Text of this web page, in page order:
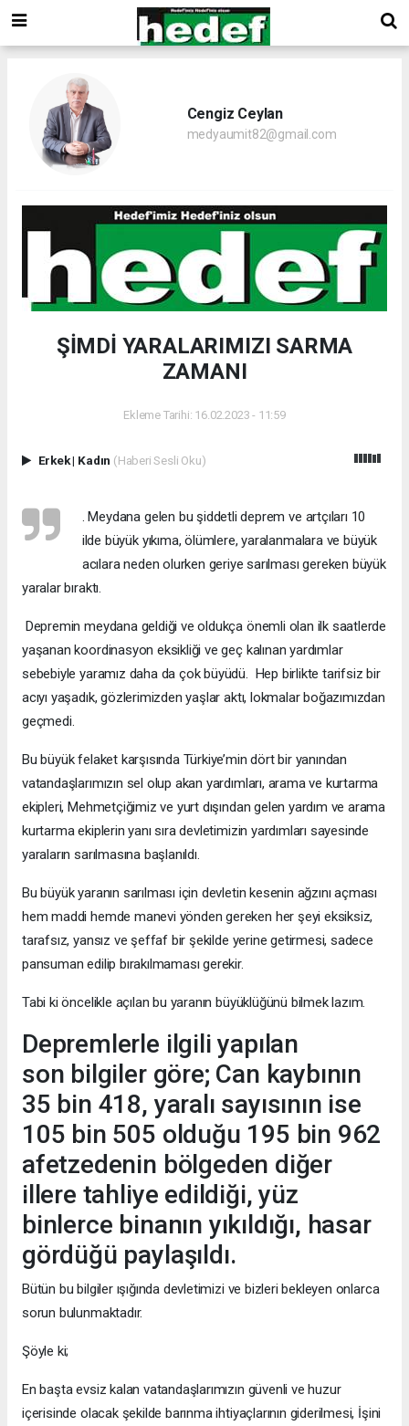
Cengiz Ceylan
medyaumit82@gmail.com
ŞİMDİ YARALARIMIZI SARMA
ZAMANI
Ekleme Tarihi: 16.02.2023 - 11:59
Erkek| Kadın (Haberi Sesli Oku)
. Meydana gelen bu şiddetli deprem ve artçıları 10
ilde büyük yıkıma, ölümlere, yaralanmalara ve büyük
acılara neden olurken geriye sarılması gereken büyük
yaralar bıraktı.
Depremin meydana geldiği ve oldukça önemli olan ilk saatlerde
yaşanan koordinasyon eksikliği ve geç kalınan yardımlar
sebebiyle yaramız daha da çok büyüdü. Hep birlikte tarifsiz bir
acıyı yaşadık, gözlerimizden yaşlar aktı, lokmalar boğazımızdan
geçmedi.
Bu büyük felaket karşısında Türkiye’min dört bir yanından
vatandaşlarımızın sel olup akan yardımları, arama ve kurtarma
ekipleri, Mehmetçiğimiz ve yurt dışından gelen yardım ve arama
kurtarma ekiplerin yanı sıra devletimizin yardımları sayesinde
yaraların sarılmasına başlanıldı.
Bu büyük yaranın sarılması için devletin kesenin ağzını açması
hem maddi hemde manevi yönden gereken her şeyi eksiksiz,
tarafsız, yansız ve şeffaf bir şekilde yerine getirmesi, sadece
pansuman edilip bırakılmaması gerekir.
Tabi ki öncelikle açılan bu yaranın büyüklüğünü bilmek lazım.
Depremlerle ilgili yapılan
son bilgiler göre; Can kaybının
35 bin 418, yaralı sayısının ise
105 bin 505 olduğu 195 bin 962
afetzedenin bölgeden diğer
illere tahliye edildiği, yüz
binlerce binanın yıkıldığı, hasar
gördüğü paylaşıldı.
Bütün bu bilgiler ışığında devletimizi ve bizleri bekleyen onlarca
sorun bulunmaktadır.
Şöyle ki;
En başta evsiz kalan vatandaşlarımızın güvenli ve huzur
içerisinde olacak şekilde barınma ihtiyaçlarının giderilmesi, İşini